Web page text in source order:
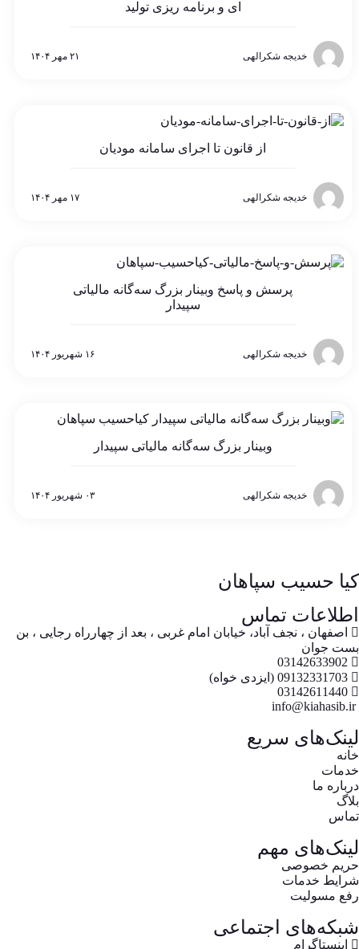
ای و برنامه ریزی تولید
خدیجه شکرالهی
از قانون تا اجرای سامانه مودیان
خدیجه شکرالهی ۱۷ مهر ۱۴۰۴
پرسش و پاسخ وبینار بزرگ سه‌گانه مالیاتی
سپیدار
خدیجه شکرالهی ۱۶ شهریور ۱۴۰۴
وبینار بزرگ سه‌گانه مالیاتی سپیدار
خدیجه شکرالهی ۰۳ شهریور ۱۴۰۴
کیا حسیب سپاهان
اطلاعات تماس
اصفهان ، نجف آباد، خیابان امام غربی ، بعد از چهارراه رجایی ، بن
بست جوان
03142633902
09132331703 (ایزدی خواه)
03142611440
info@kiahasib.ir
لینک‌های سریع
خانه
خدمات
درباره ما
بلاگ
تماس
لینک‌های مهم
حریم خصوصی
شرایط خدمات
رفع مسولیت
شبکه‌های اجتماعی
اینستاگرام